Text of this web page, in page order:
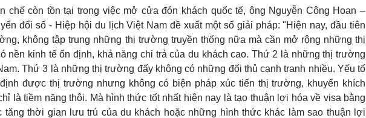
chế còn tồn tại trong việc mở cửa đón khách quốc tế, ông Nguyễn Công Hoan –
đổi số - Hiệp hội du lịch Việt Nam đề xuất một số giải pháp: "Hiện nay, đầu tiên
không tập trung những thị trường truyền thống nữa mà cần mở rộng những thị
nền kinh tế ổn định, khả năng chi trả của du khách cao. Thứ 2 là những thị trường
Thứ 3 là những thị trường đấy không có những đối thủ cạnh tranh nhiều. Yếu tố
được thị trường nhưng không có biện pháp xúc tiến thị trường, khuyến khích
là tiềm năng thôi. Mà hình thức tốt nhất hiện nay là tạo thuận lợi hóa về visa bằng
thời gian lưu trú của du khách hoặc những hình thức khác làm sao thuận lợi